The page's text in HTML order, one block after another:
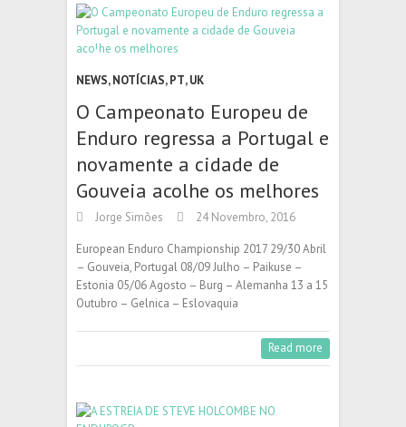
NEWS,NOTÍCIAS,PT,UK
O Campeonato Europeu de
Enduro regressa a Portugal e
novamente a cidade de
Gouveia acolhe os melhores
Jorge Simões 24 Novembro, 2016
European Enduro Championship 2017 29/30 Abril
– Gouveia, Portugal 08/09 Julho – Paikuse –
Estonia 05/06 Agosto – Burg – Alemanha 13 a 15
Outubro – Gelnica – Eslovaquia
Read more